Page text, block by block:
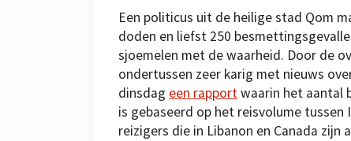
Een politicus uit de heilige stad Qom
doden en liefst 250
sjoemelen met de waarheid. Door de
ondertussen zeer karig met nieuws
dinsdag een rapportwaarin het aantal
is gebaseerd op het reisvolume tussen
reizigers die in Libanon en Canada zijn